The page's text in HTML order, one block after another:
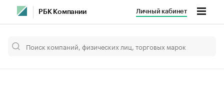
РБК Компании Личный кабинет